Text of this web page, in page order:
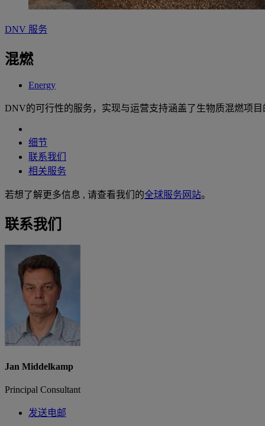
DNV 服务
混燃
Energy
DNV的可行性的服务，实现与运营支持涵盖了生物质混燃项目
细节
联系我们
相关服务
若想了解更多信息 , 请查看我们的全球服务网站。
联系我们
Jan Middelkamp
Principal Consultant
发送电邮